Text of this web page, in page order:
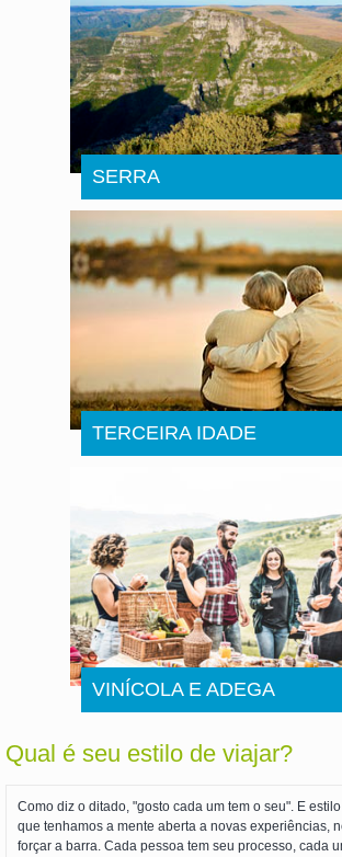
SERRA
TERCEIRA IDADE
VINÍCOLA E ADEGA
Qual é seu estilo de viajar?
Como diz o ditado, "gosto cada um tem o seu". E
que tenhamos a mente aberta a novas experiências,
forçar a barra. Cada pessoa tem seu processo, cada